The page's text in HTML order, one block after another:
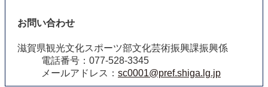
お問い合わせ
滋賀県観光文化スポーツ部文化芸術振興課振興係
電話番号：077-528-3345
メールアドレス： sc0001@pref.shiga.lg.jp